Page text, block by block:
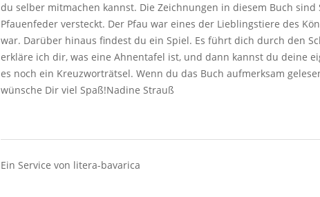
du selber mitmachen kannst. Die Zeichnungen in diesem Buch
Pfauenfeder versteckt. Der Pfau war eines der Lieblingstiere des
war. Darüber hinaus findest du ein Spiel. Es führt dich durch den
erkläre ich dir, was eine Ahnentafel ist, und dann kannst du deine
es noch ein Kreuzworträtsel. Wenn du das Buch aufmerksam
wünsche Dir viel Spaß!Nadine Strauß
Ein Service von litera-bavarica